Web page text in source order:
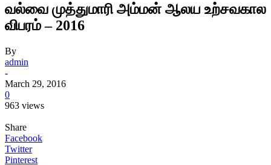
வல்வை முத்துமாரி அம்மன் ஆலய உற்சவகால
விபரம் – 2016
By
admin
-
March 29, 2016
0
963 views
Share
Facebook
Twitter
Pinterest